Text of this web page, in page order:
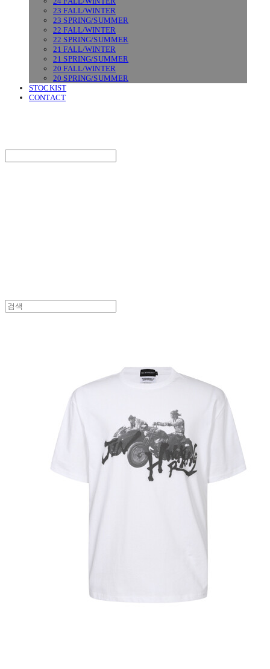
23 FALL/WINTER
23 SPRING/SUMMER
22 FALL/WINTER
22 SPRING/SUMMER
21 FALL/WINTER
21 SPRING/SUMMER
20 FALL/WINTER
20 SPRING/SUMMER
STOCKIST
CONTACT